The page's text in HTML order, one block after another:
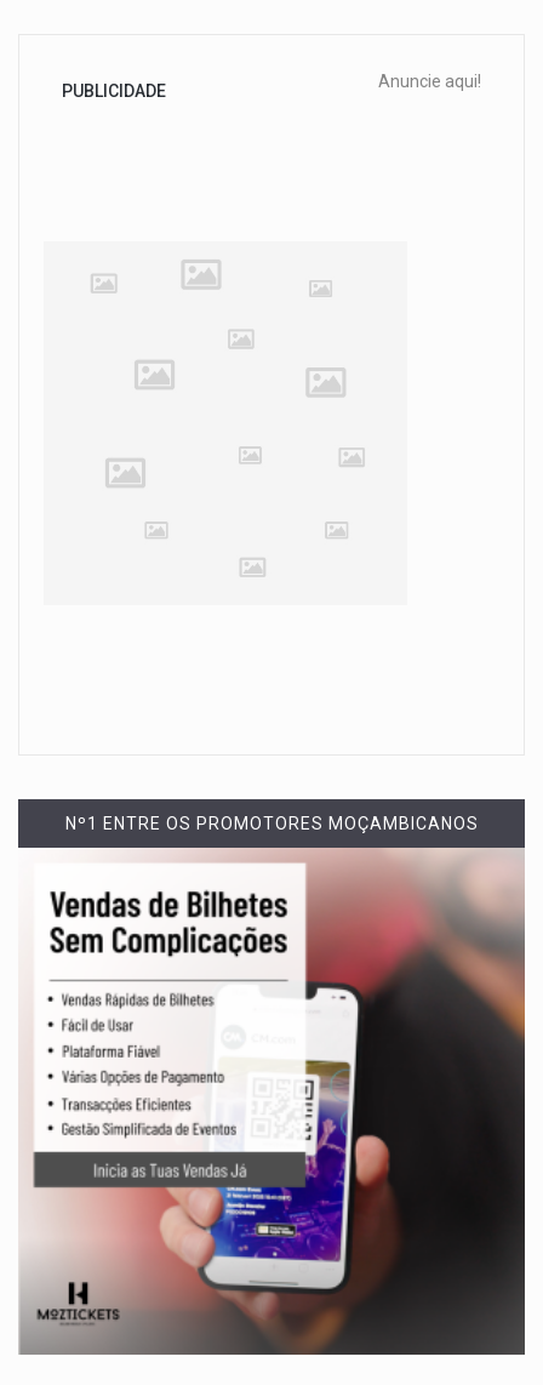
PUBLICIDADE Anuncie aqui!
Nº1 ENTRE OS PROMOTORES MOÇAMBICANOS